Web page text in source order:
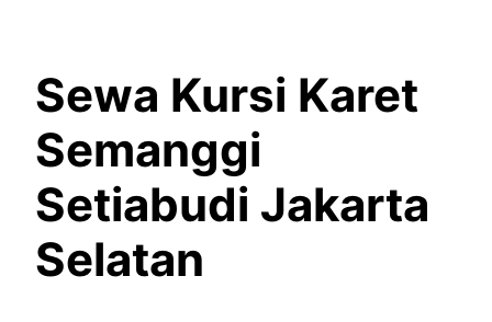
Sewa Kursi Karet
Semanggi
Setiabudi Jakarta
Selatan